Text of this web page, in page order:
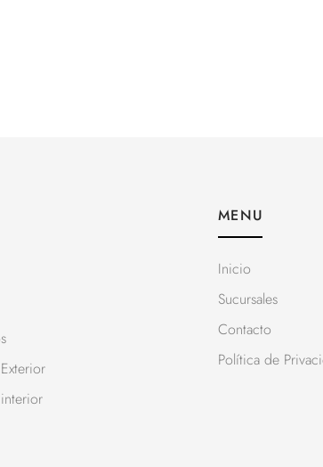
MENU
Inicio
Sucursales
Contacto
Política de